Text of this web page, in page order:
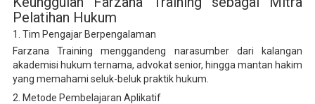
Pelatihan Hukum
1. Tim Pengajar Berpengalaman
Farzana Training menggandeng narasumber dari kalangan
akademisi hukum ternama, advokat senior, hingga mantan hakim
yang memahami seluk-beluk praktik hukum.
2. Metode Pembelajaran Aplikatif